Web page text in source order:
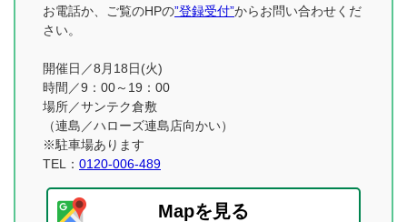
お電話か、ご覧のHPの”登録受付”からお問い合わせくだ
さい。
開催日／8月18日(火)
時間／9：00～19：00
場所／サンテク倉敷
（連島／ハローズ連島店向かい）
※駐車場あります
TEL： 0120-006-489
Mapを見る